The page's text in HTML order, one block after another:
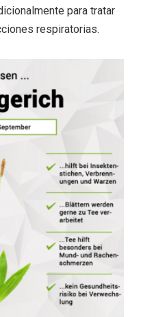
para tratar
respiratorias.